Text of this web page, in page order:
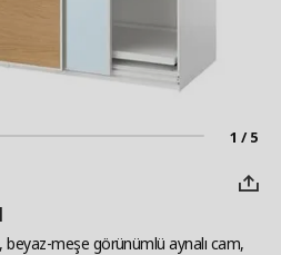
1 / 5
, beyaz-meşe görünümlü aynalı cam,